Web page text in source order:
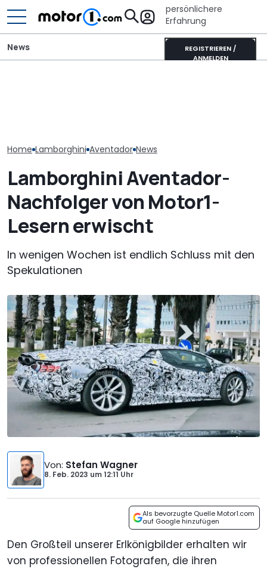
persönlichere
Erfahrung
REGISTRIEREN /
ANMELDEN
News
Home Lamborghini Aventador News
Lamborghini Aventador-
Nachfolger von Motor1-
Lesern erwischt
In wenigen Wochen ist endlich Schluss mit den
Spekulationen
Von: Stefan Wagner
8. Feb. 2023 um12:11 Uhr
Als bevorzugte Quelle Motor1.com
auf Google hinzufügen
Den Großteil unserer Erlkönigbilder erhalten wir
von professionellen Fotografen, die ihren